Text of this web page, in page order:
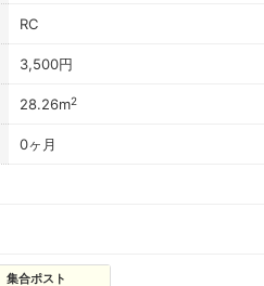
RC
3,500円
28.26m2
0ヶ月
集合ポスト